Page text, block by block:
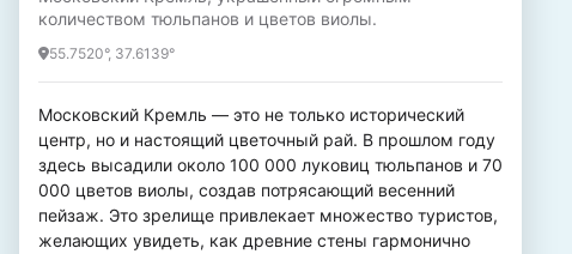
количеством тюльпанов и цветов виолы.
55.7520°, 37.6139°
Московский Кремль — это не только исторический
центр, но и настоящий цветочный рай. В прошлом году
здесь высадили около 100 000 луковиц тюльпанов и 70
000 цветов виолы, создав потрясающий весенний
пейзаж. Это зрелище привлекает множество туристов,
желающих увидеть, как древние стены гармонично